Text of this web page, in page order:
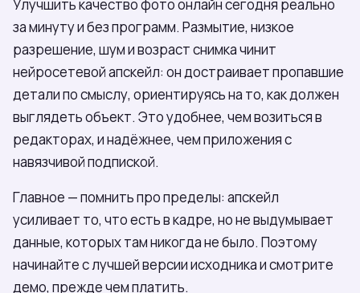
Улучшить качество фото онлайн сегодня реально
за минуту и без программ. Размытие, низкое
разрешение, шум и возраст снимка чинит
нейросетевой апскейл: он достраивает пропавшие
детали по смыслу, ориентируясь на то, как должен
выглядеть объект. Это удобнее, чем возиться в
редакторах, и надёжнее, чем приложения с
навязчивой подпиской.
Главное — помнить про пределы: апскейл
усиливает то, что есть в кадре, но не выдумывает
данные, которых там никогда не было. Поэтому
начинайте с лучшей версии исходника и смотрите
демо, прежде чем платить.